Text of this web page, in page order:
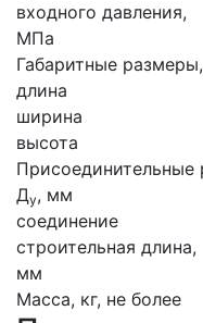
входного давления,
МПа
Габаритные
длина
ширина
высота
Присоединительные
Ду, мм
соединение
строительная длина,
мм
Масса, кг, не более